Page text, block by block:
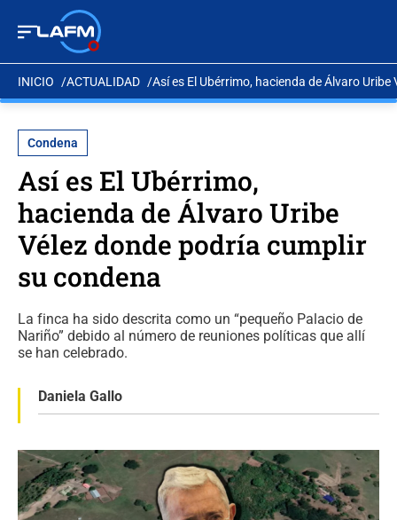
INICIO ACTUALIDAD Así es El Ubérrimo, hacienda de Álvaro
Condena
Así es El Ubérrimo,
hacienda de Álvaro Uribe
Vélez donde podría cumplir
su condena
La finca ha sido descrita como un “pequeño Palacio de
Nariño” debido al número de reuniones políticas que allí
se han celebrado.
Daniela Gallo